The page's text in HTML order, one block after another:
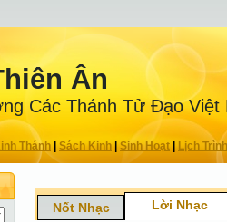
Ân
Các Thánh Tử Ðạo Việt
Thánh Sách Kinh|Sinh Hoạt| Lịch Trình
Nốt Nhạc Lời Nhạc